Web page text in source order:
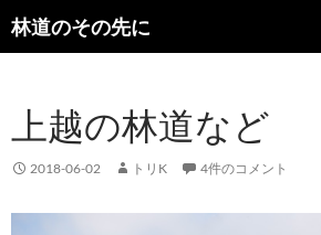
林道のその先に
検
索
ツ
へ
上越の林道など
2018-06-02 トリK 4件のコメント